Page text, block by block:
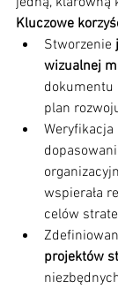
Kluczowe
Stworzenie
wizualnej
dokumentu
plan
wspierała
celów
projektów